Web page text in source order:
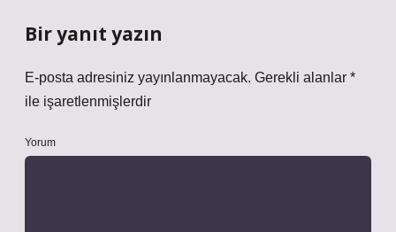
Bir yanıt yazın
E-posta adresiniz yayınlanmayacak. Gerekli alanlar *
ile işaretlenmişlerdir
Yorum